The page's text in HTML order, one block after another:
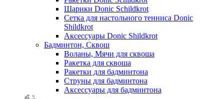
Шарики Donic Schildkrot
Сетка для настольного тенниса Donic
Shildkrot
Аксессуары Donic Shildkrot
Бадминтон, Сквош
Воланы, Мячи для сквоша
Ракетка для сквоша
Ракетки для бадминтона
Струны для бадминтона
Аксессуары для бадминтона